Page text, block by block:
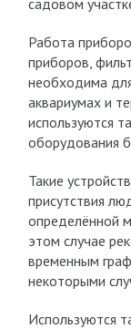
садовом
Работа
приборов,
необходима
аквариумах и
используются
оборудования
Такие
присутствия
определённой
этом случае
временным
некоторыми
Используются